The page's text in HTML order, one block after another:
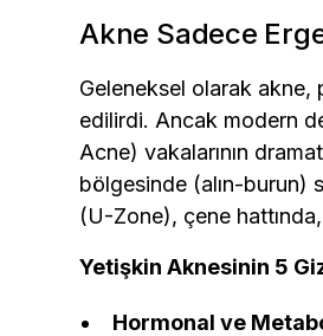
Akne Sadece
Geleneksel olarak akne,
edilirdi. Ancak modern
Acne) vakalarının
bölgesinde (alın-burun)
(U-Zone), çene
Yetişkin Aknesinin 5
Hormonal ve